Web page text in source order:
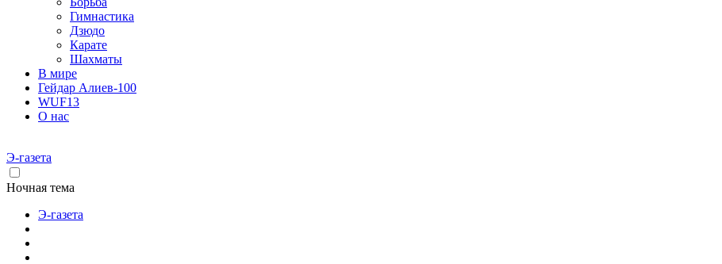
Гимнастика
Дзюдо
Карате
Шахматы
В мире
Гейдар Алиев-100
WUF13
О нас
Э-газета
Ночная тема
Э-газета